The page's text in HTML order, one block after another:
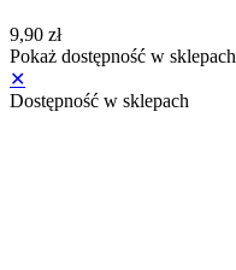
9,90 zł
Pokaż dostępność w sklepach
✕
Dostępność w sklepach